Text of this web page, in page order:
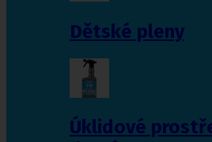
Dětské pleny
Úklidové